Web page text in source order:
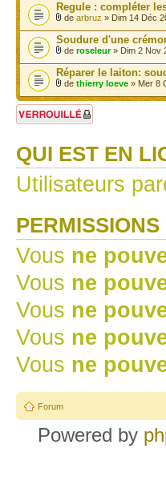
Regule : compléter
de arbruz » Dim 14 Déc
Soudure d'une
de roseleur» Dim 2 Nov
Réparer le laiton:
de thierry loeve » Mer 8
Forum verrouillé
QUI EST EN
Utilisateurs
Vous ne
Vous ne
Vous ne
Vous ne
Vous ne
Forum
Powered by